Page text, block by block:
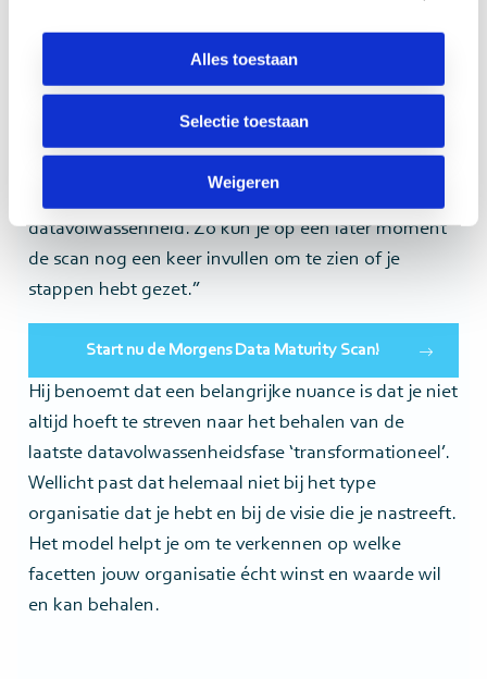
Alles toestaan
Selectie toestaan
Weigeren
methoden resulteren in inzichten die helpen bij het
uitstippelen van passende vervolgstappen,
afgestemd op de huidige datavolwassenheid binnen
datavolwassenheid. Zo kun je op een later moment
de scan nog een keer invullen om te zien of je
stappen hebt gezet.”
Start nu de Morgens Data Maturity Scan!
Hij benoemt dat een belangrijke nuance is dat je niet
altijd hoeft te streven naar het behalen van de
laatste datavolwassenheidsfase ‘transformationeel’.
Wellicht past dat helemaal niet bij het type
organisatie dat je hebt en bij de visie die je nastreeft.
Het model helpt je om te verkennen op welke
facetten jouw organisatie écht winst en waarde wil
en kan behalen.